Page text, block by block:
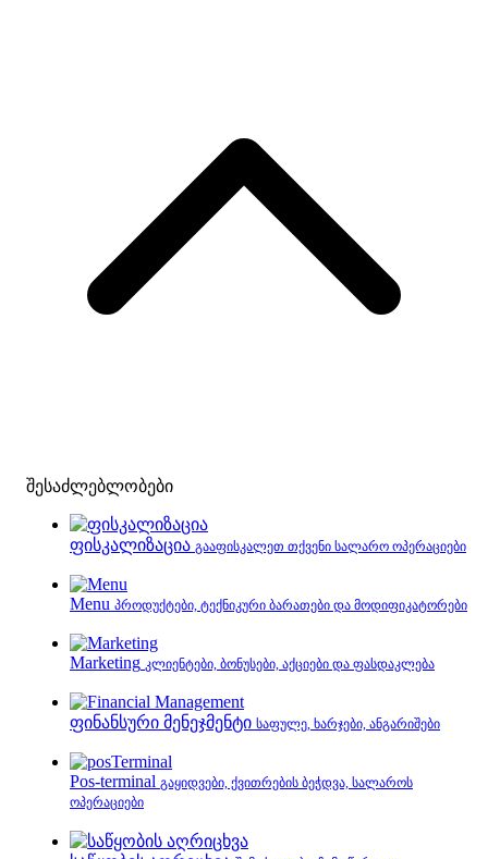
შესაძლებლობები
ფისკალიზაცია გააფისკალეთ თქვენი სალარო ოპერაციები
Menu პროდუქტები, ტექნიკური ბარათები და მოდიფიკატორები
Marketing კლიენტები, ბონუსები, აქციები და ფასდაკლება
ფინანსური მენეჯმენტი საფულე, ხარჯები, ანგარიშები
Pos-terminal გაყიდვები, ქვითრების ბეჭდვა, სალაროს
ოპერაციები